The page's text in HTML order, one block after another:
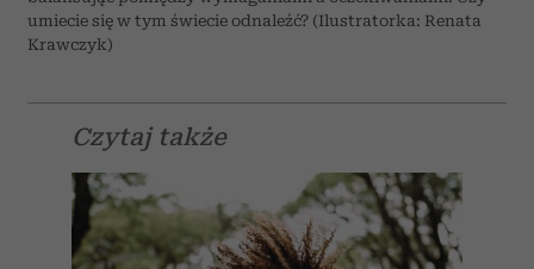
umiecie się w tym świecie odnaleźć? (Ilustratorka: Renata
Krawczyk)
Czytaj także